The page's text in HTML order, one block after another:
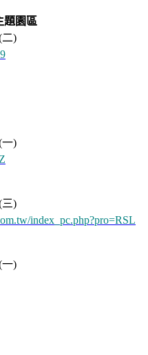
題園區
二)
一)
三)
index_pc.php?pro=RSL
一)